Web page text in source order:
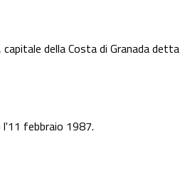
capitale della Costa di Granada detta
febbraio 1987.